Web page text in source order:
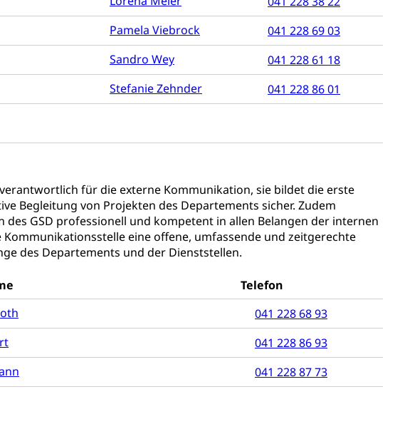
Pamela Viebrock
041 228 69 03
Sandro Wey
041 228 61 18
Stefanie Zehnder 041 228 86 01
für die externe Kommunikation, sie bildet die erste
Begleitung von Projekten des Departements sicher. Zudem
GSD professionell und kompetent in allen Belangen der internen
eine offene, umfassende und zeitgerechte
des Departements und der Dienststellen.
Telefon
041 228 68 93
041 228 86 93
041 228 87 73
technische Betriebe, Alarmierung, Sirenentest
(WAS Luzern)